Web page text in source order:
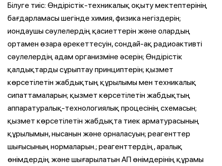
Білуге тиіс: Өндірістік-техникалық оқыту мектептерінің
бағдарламасы шегінде химия, физика негіздерін;
иондаушы сәулелердің қасиеттерін және олардың
ортамен өзара әрекеттесуін, сондай-ақ радиоактивті
сәулелердің адам организміне әсерін; Өндірістік
қалдықтарды сұрыптау принциптерін; қызмет
көрсетілетін жабдықтың құрылымы мен техникалық
сипаттамаларын; қызмет көрсетілетін жабдықтың
аппаратуралық-технологиялық процесінің схемасын;
қызмет көрсетілетін жабдықта тиек арматурасының
құрылымын, нысанын және орналасуын; реагенттер
шығысының нормаларын.; реагенттердің, аралық
өнімдердің және шығарылатын АП өнімдерінің құрамы